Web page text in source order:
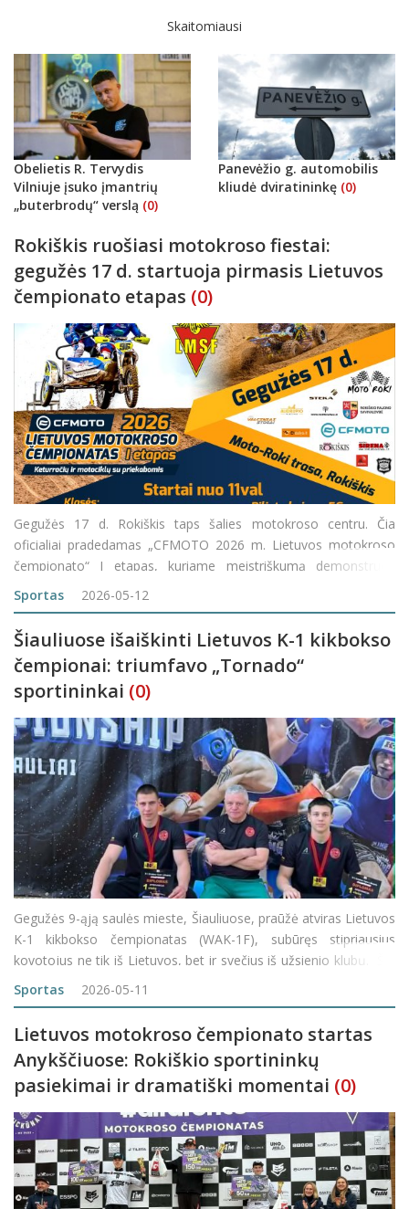
Skaitomiausi
Obelietis R. Tervydis
Vilniuje įsuko įmantrių
„buterbrodų“ verslą (0)
Panevėžio g. automobilis
kliudė dviratininkę (0)
Rokiškis ruošiasi motokroso fiestai:
gegužės 17 d. startuoja pirmasis Lietuvos
čempionato etapas (0)
Gegužės 17 d. Rokiškis taps šalies motokroso centru. Čia
oficialiai pradedamas „CFMOTO 2026 m. Lietuvos motokroso
čempionato“ I etapas, kuriame meistriškumą demonstruos
geriausi keturračių ir motociklų su priekabomis meistrai. Šios
varžybos skirtos būten
Sportas 2026-05-12
Šiauliuose išaiškinti Lietuvos K-1 kikbokso
čempionai: triumfavo „Tornado“
sportininkai (0)
Gegužės 9-ąją saulės mieste, Šiauliuose, praūžė atviras Lietuvos
K-1 kikbokso čempionatas (WAK-1F), subūręs stipriausius
kovotojus ne tik iš Lietuvos, bet ir svečius iš užsienio klubų. Šių
metų pirmenybės išsiskyrė savo geografija – ringe dėl geriausių
Sportas 2026-05-11
Lietuvos motokroso čempionato startas
Anykščiuose: Rokiškio sportininkų
pasiekimai ir dramatiški momentai (0)